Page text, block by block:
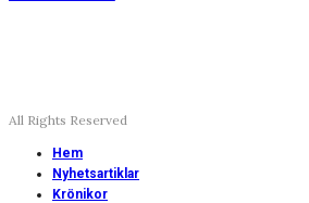
All Rights Reserved
Hem
Nyhetsartiklar
Krönikor